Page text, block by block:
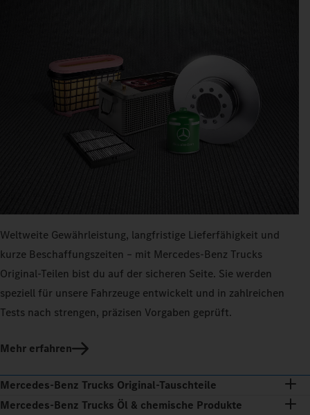
Weltweite Gewährleistung, langfristige Lieferfähigkeit und
kurze Beschaffungszeiten – mit Mercedes‑Benz Trucks
Original-Teilen bist du auf der sicheren Seite. Sie werden
speziell für unsere Fahrzeuge entwickelt und in zahlreichen
Tests nach strengen, präzisen Vorgaben geprüft.
Mehr erfahren
Mercedes‑Benz Trucks Original‑Tauschteile
Mercedes‑Benz Trucks Öl & chemische Produkte